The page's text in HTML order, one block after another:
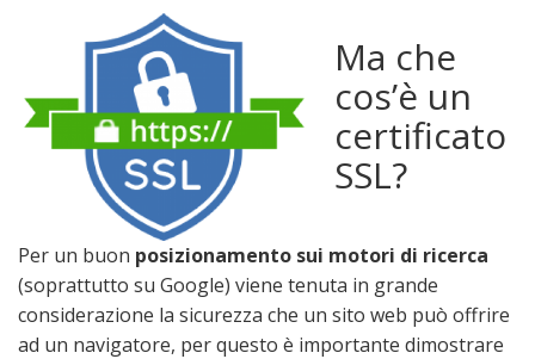
Per un buon posizionamento sui motori di ricerca
(soprattutto su Google) viene tenuta in grande
considerazione la sicurezza che un sito web può offrire
ad un navigatore, per questo è importante dimostrare
Ma che
cos’è un
certificato
SSL?